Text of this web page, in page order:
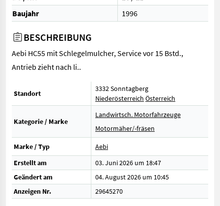
Baujahr
1996
BESCHREIBUNG
Aebi HC55 mit Schlegelmulcher, Service vor 15 Bstd.,
Antrieb zieht nach li..
Standort
3332 Sonntagberg
Niederösterreich Österreich
Kategorie / Marke
Landwirtsch. Motorfahrzeuge
Motormäher/-fräsen
Marke / Typ
Aebi
Erstellt am
03. Juni 2026 um 18:47
Geändert am
04. August 2026 um 10:45
Anzeigen Nr.
29645270